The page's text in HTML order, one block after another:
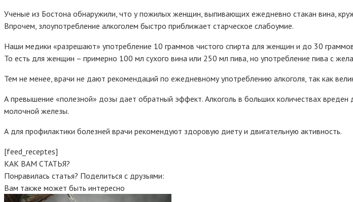
Ученые из Бостона обнаружили, что у пожилых женщин, выпивающих ежедневно стакан вина,
Впрочем, злоупотребление алкоголем быстро приближает старческое слабоумие.
Наши медики «разрешают» употребление 10 граммов чистого спирта для женщин и до 30
То есть для женщин – примерно 100 мл сухого вина или 250 мл пива, но употребление пива с
Тем не менее, врачи не дают рекомендаций по ежедневному употреблению алкоголя, так как
А превышение «полезной» дозы дает обратный эффект. Алкоголь в больших количествах
молочной железы.
А для профилактики болезней врачи рекомендуют здоровую диету и двигательную активность.
[feed_receptes]
КАК ВАМ СТАТЬЯ?
Понравилась статья? Поделиться с друзьями:
Вам также может быть интересно